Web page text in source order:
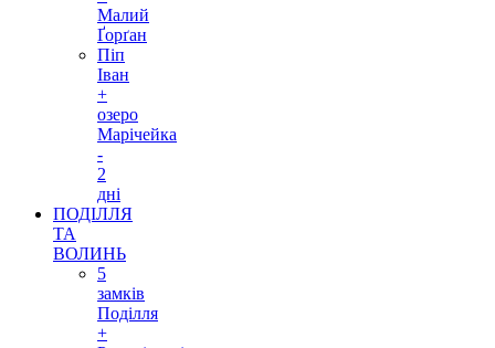
Малий
Ґорґан
Піп
Іван
+
озеро
Марічейка
-
2
дні
ПОДІЛЛЯ
ТА
ВОЛИНЬ
5
замків
Поділля
+